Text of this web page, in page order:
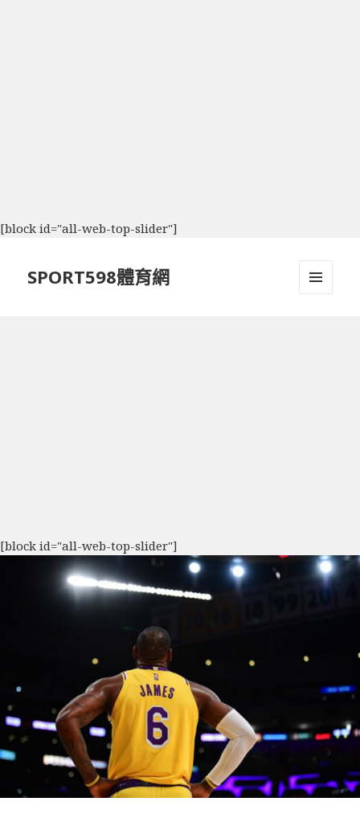
[block id="all-web-top-slider"]
SPORT598體育網
[block id="all-web-top-slider"]